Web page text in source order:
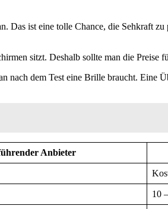
Das ist eine tolle Chance, die Sehkraft
sitzt. Deshalb sollte man die Preise
nach dem Test eine Brille braucht. Eine
Anbieter
10